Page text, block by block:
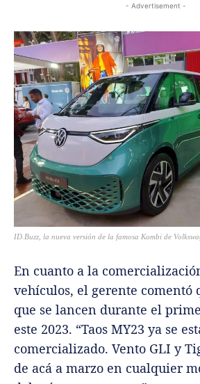
- Advertisement -
ID.Buzz, la nueva versión de la famosa Kombi de
En cuanto a la
vehículos, el gerente comentó
que se lancen durante el
este 2023. “Taos MY23 ya se
comercializado. Vento GLI y
de acá a marzo en cualquier